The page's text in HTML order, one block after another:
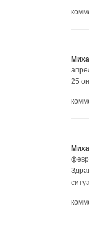
25